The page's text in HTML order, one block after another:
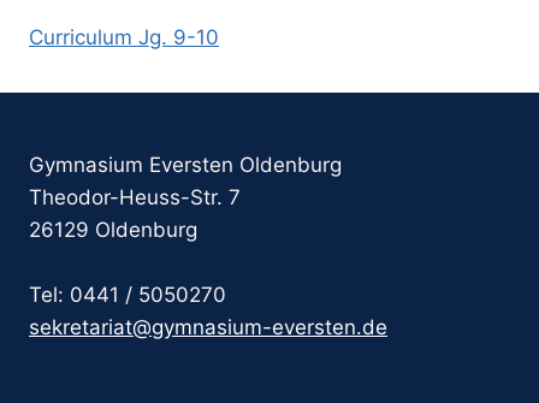
Curriculum Jg. 9-10
Gymnasium Eversten Oldenburg
Theodor-Heuss-Str. 7
26129 Oldenburg
Tel: 0441 / 5050270
sekretariat@gymnasium-eversten.de